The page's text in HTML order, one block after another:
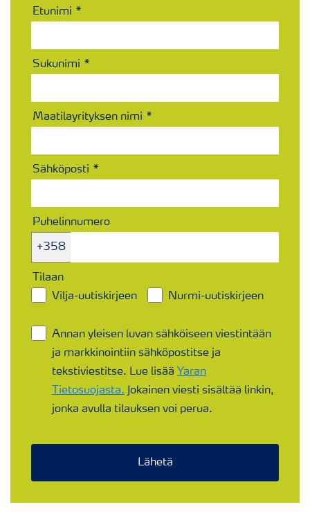
Etunimi
Sukunimi
Maatilayrityksen nimi
Sähköposti
Puhelinnumero
+358
Tilaan
Vilja-uutiskirjeen​
Nurmi-uutiskirjeen​
Annan yleisen luvan sähköiseen viestintään
ja markkinointiin sähköpostitse ja
tekstiviestitse. Lue lisää Yaran
Tietosuojasta. Jokainen viesti sisältää linkin,
jonka avulla tilauksen voi perua.
Lähetä